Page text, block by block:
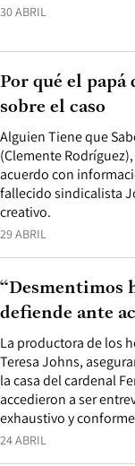
30 ABRIL
29 ABRIL
Alguien Tiene que
(Clemente
acuerdo con
fallecido sindicalista
creativo.
Por qué el
sobre el caso
24 ABRIL
La productora de los
Teresa Johns,
la casa del cardenal
accedieron a ser
exhaustivo y
“Desmentimos
defiende ante